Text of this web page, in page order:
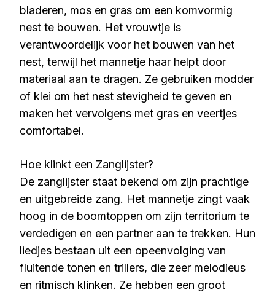
bladeren, mos en gras om een komvormig
nest te bouwen. Het vrouwtje is
verantwoordelijk voor het bouwen van het
nest, terwijl het mannetje haar helpt door
materiaal aan te dragen. Ze gebruiken modder
of klei om het nest stevigheid te geven en
maken het vervolgens met gras en veertjes
comfortabel.
Hoe klinkt een Zanglijster?
De zanglijster staat bekend om zijn prachtige
en uitgebreide zang. Het mannetje zingt vaak
hoog in de boomtoppen om zijn territorium te
verdedigen en een partner aan te trekken. Hun
liedjes bestaan uit een opeenvolging van
fluitende tonen en trillers, die zeer melodieus
en ritmisch klinken. Ze hebben een groot